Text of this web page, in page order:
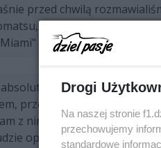
przed chwilą
co jest całkiem
- powiedział Ocon w
nonsens! To
przeszedłem do tego
z nim świetne relacje. Tak
opowiadają."
Drogi
Na naszej stronie
przechowujemy
standardowe